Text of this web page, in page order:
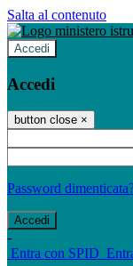
Salta al contenuto
Accedi
Accedi
button close ×
Password
-
Entra con SPID